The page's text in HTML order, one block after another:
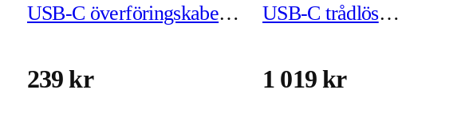
USB-C överföringskabel
239 kr
USB-C trådlös
1 019 kr